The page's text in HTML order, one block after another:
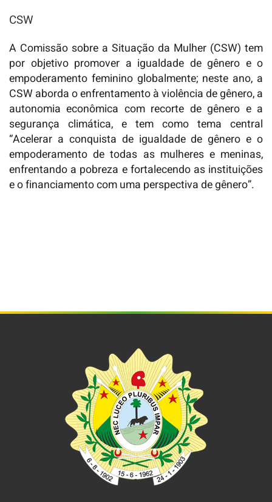
CSW
A Comissão sobre a Situação da Mulher (CSW) tem
por objetivo promover a igualdade de gênero e o
empoderamento feminino globalmente; neste ano, a
CSW aborda o enfrentamento à violência de gênero, a
autonomia econômica com recorte de gênero e a
segurança climática, e tem como tema central
“Acelerar a conquista de igualdade de gênero e o
empoderamento de todas as mulheres e meninas,
enfrentando a pobreza e fortalecendo as instituições
e o financiamento com uma perspectiva de gênero”.